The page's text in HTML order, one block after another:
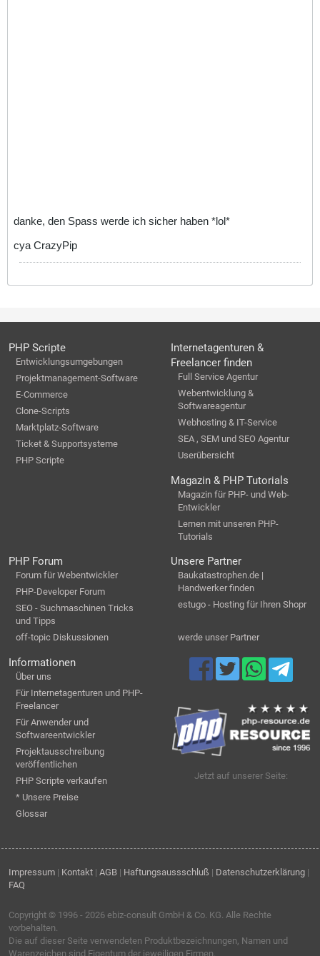
danke, den Spass werde ich sicher haben *lol*
cya CrazyPip
PHP Scripte
Entwicklungsumgebungen
Projektmanagement-Software
E-Commerce
Clone-Scripts
Marktplatz-Software
Ticket & Supportsysteme
PHP Scripte
Internetagenturen &
Freelancer finden
Full Service Agentur
Webentwicklung &
Softwareagentur
Webhosting & IT-Service
SEA , SEM und SEO Agentur
Userübersicht
Magazin & PHP Tutorials
Magazin für PHP- und Web-
Entwickler
Lernen mit unseren PHP-
Tutorials
PHP Forum
Forum für Webentwickler
PHP-Developer Forum
SEO - Suchmaschinen Tricks
und Tipps
off-topic Diskussionen
Unsere Partner
Baukatastrophen.de |
Handwerker finden
estugo - Hosting für Ihren Shopr
werde unser Partner
Informationen
Über uns
Für Internetagenturen und PHP-
Freelancer
Für Anwender und
Softwareentwickler
Projektausschreibung
veröffentlichen
PHP Scripte verkaufen
* Unsere Preise
Glossar
Jetzt auf unserer Seite:
Impressum | Kontakt | AGB | Haftungsaussschluß | Datenschutzerklärung |
FAQ
Copyright © 1996 - 2026 ebiz-consult GmbH & Co. KG. Alle Rechte
vorbehalten.
Die auf dieser Seite verwendeten Produktbezeichnungen, Namen und
Warenzeichen sind Eigentum der jeweiligen Firmen.